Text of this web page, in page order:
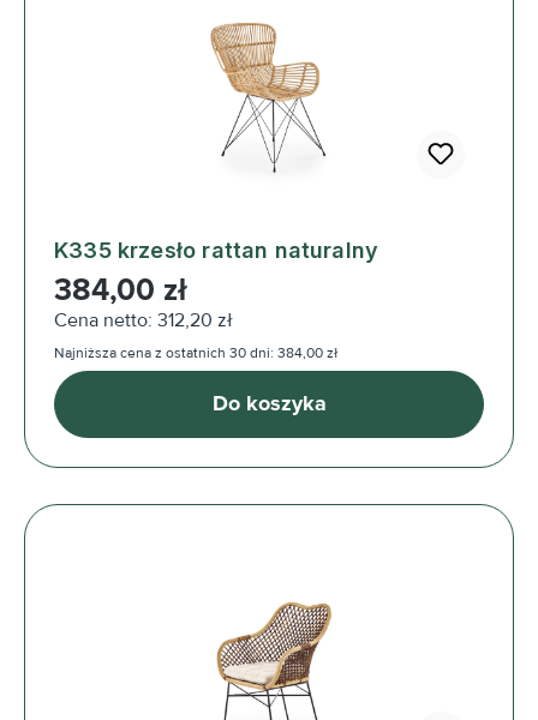
K335 krzesło rattan naturalny
Cena regularna:
384,00 zł
Cena netto: 312,20 zł
Najniższa cena z ostatnich 30 dni: 384,00 zł
Do koszyka